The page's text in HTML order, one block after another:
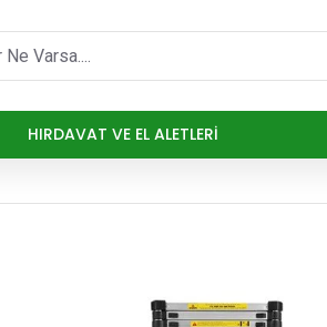
HIRDAVAT VE EL ALETLERI